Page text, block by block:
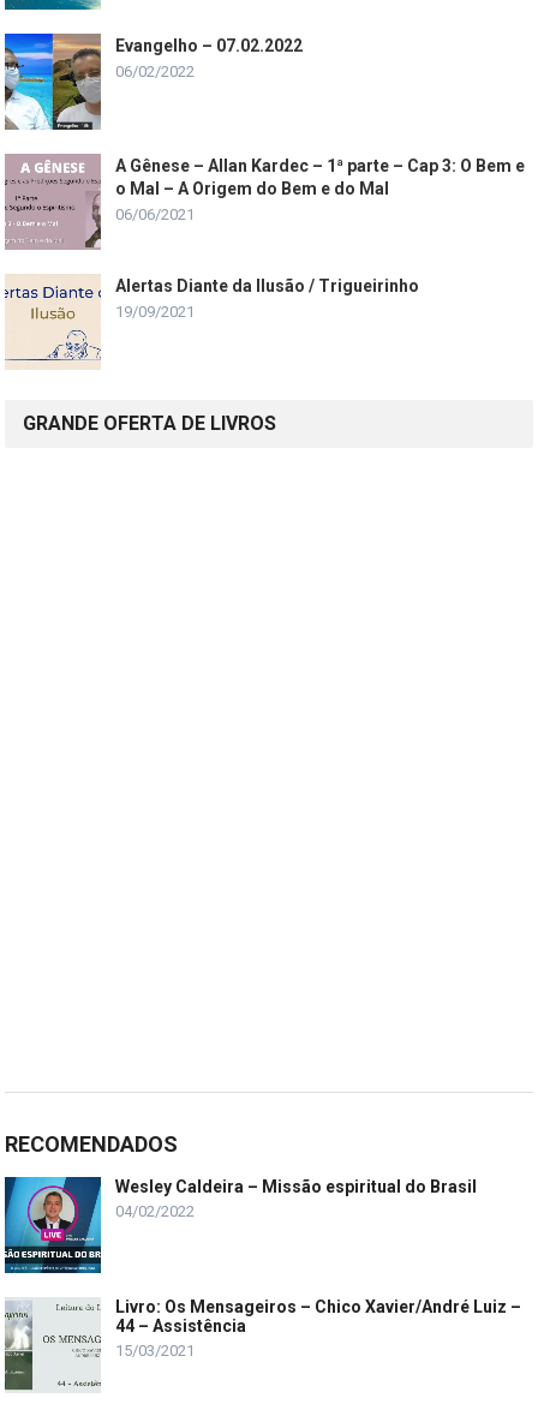
Evangelho – 07.02.2022
06/02/2022
A Gênese – Allan Kardec – 1ª parte – Cap 3: O Bem e
o Mal – A Origem do Bem e do Mal
06/06/2021
Alertas Diante da Ilusão / Trigueirinho
19/09/2021
GRANDE OFERTA DE LIVROS
RECOMENDADOS
Wesley Caldeira – Missão espiritual do Brasil
04/02/2022
Livro: Os Mensageiros – Chico Xavier/André Luiz –
44 – Assistência
15/03/2021